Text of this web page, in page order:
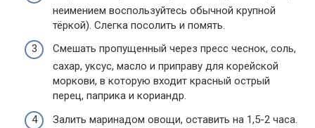
неимением воспользуйтесь обычной крупной
тёркой). Слегка посолить и помять.
Смешать пропущенный через пресс чеснок, соль,
сахар, уксус, масло и приправу для корейской
моркови, в которую входит красный острый
перец, паприка и кориандр.
Залить маринадом овощи, оставить на 1,5-2 часа.